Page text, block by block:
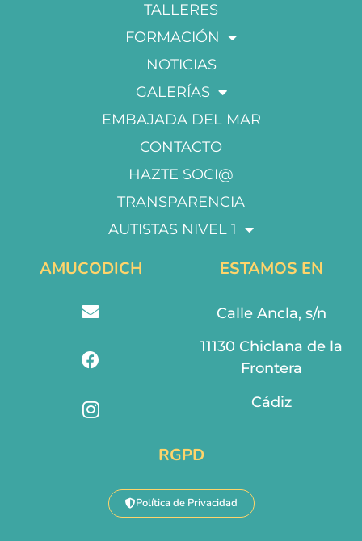
TALLERES
FORMACIÓN
NOTICIAS
GALERÍAS
EMBAJADA DEL MAR
CONTACTO
HAZTE SOCI@
TRANSPARENCIA
AUTISTAS NIVEL 1
AMUCODICH ESTAMOS EN
Calle Ancla, s/n
11130 Chiclana de la
Frontera
Cádiz
RGPD
Política de Privacidad